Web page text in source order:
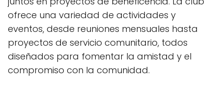
ofrece una variedad de actividades y
eventos, desde reuniones mensuales hasta
proyectos de servicio comunitario, todos
diseñados para fomentar la amistad y el
compromiso con la comunidad.